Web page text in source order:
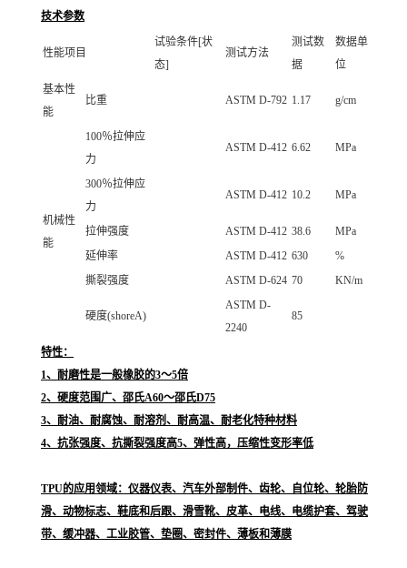
技术参数
性能项目
试验条件[状
态]
测试方法
测试数
据
数据单
位
基本性
能
比重 ASTM D-792 1.17 g/cm
机械性
能
100％拉伸应
力
ASTM D-412 6.62 MPa
300％拉伸应
力
ASTM D-412 10.2 MPa
拉伸强度 ASTM D-412 38.6
MPa
延伸率
ASTM D-412 630
%
撕裂强度
ASTM D-624 70 KN/m
硬度(shoreA)
ASTM D-
2240
85
特性：
1、耐磨性是一般橡胶的3～5倍
2、硬度范围广、邵氏A60～邵氏D75
3、耐油、耐腐蚀、耐溶剂、耐高温、耐老化特种材料
4、抗张强度、抗撕裂强度高5、弹性高，压缩性变形率低
TPU的应用领域：仪器仪表、汽车外部制件、齿轮、自位轮、轮胎防
滑、动物标志、鞋底和后跟、滑雪靴、皮革、电线、电缆护套、驾驶
带、缓冲器、工业胶管、垫圈、密封件、薄板和薄膜